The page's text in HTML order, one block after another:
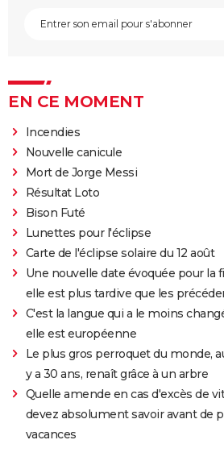
EN CE MOMENT
Incendies
Nouvelle canicule
Mort de Jorge Messi
Résultat Loto
Bison Futé
Lunettes pour l'éclipse
Carte de l'éclipse solaire du 12 août
Une nouvelle date évoquée pour la
elle est plus tardive que les
C'est la langue qui a le moins
elle est européenne
Le plus gros perroquet du monde,
y a 30 ans, renaît grâce à un arbre
Quelle amende en cas d'excès de
devez absolument savoir avant de
vacances